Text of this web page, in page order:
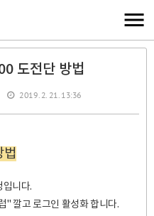
도전단 방법
2019. 2. 21. 13:36
법
입니다.
" 깔고 로그인 활성화 합니다.